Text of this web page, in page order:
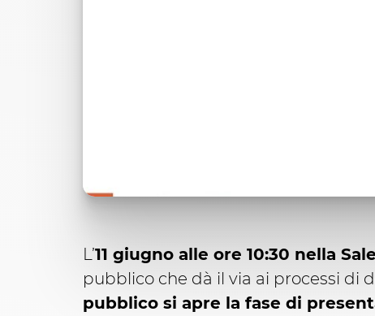
L’11 giugno alle ore 10:30 nella
pubblico che dà il via ai processi di
pubblico si apre la fase di